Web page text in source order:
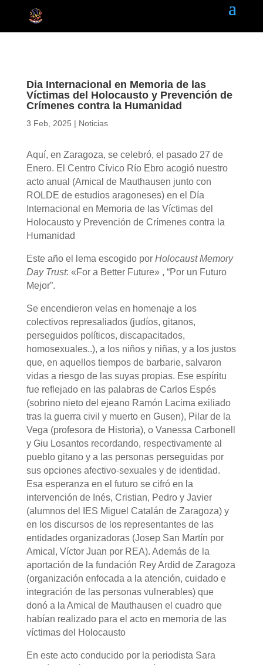
Dia Internacional en Memoria de las
Víctimas del Holocausto y Prevención de
Crímenes contra la Humanidad
3 Feb, 2025 | Noticias
Aquí, en Zaragoza, se celebró, el pasado 27 de
Enero. El Centro Cívico Río Ebro acogió nuestro
acto anual (Amical de Mauthausen junto con
ROLDE de estudios aragoneses) en el Día
Internacional en Memoria de las Víctimas del
Holocausto y Prevención de Crímenes contra la
Humanidad
Este año el lema escogido por Holocaust Memory
Day Trust: «For a Better Future» , “Por un Futuro
Mejor”.
Se encendieron velas en homenaje a los
colectivos represaliados (judíos, gitanos,
perseguidos políticos, discapacitados,
homosexuales..), a los niños y niñas, y a los justos
que, en aquellos tiempos de barbarie, salvaron
vidas a riesgo de las suyas propias. Ese espíritu
fue reflejado en las palabras de Carlos Espés
(sobrino nieto del ejeano Ramón Lacima exiliado
tras la guerra civil y muerto en Gusen), Pilar de la
Vega (profesora de Historia), o Vanessa Carbonell
y Giu Losantos recordando, respectivamente al
pueblo gitano y a las personas perseguidas por
sus opciones afectivo-sexuales y de identidad.
Esa esperanza en el futuro se cifró en la
intervención de Inés, Cristian, Pedro y Javier
(alumnos del IES Miguel Catalán de Zaragoza) y
en los discursos de los representantes de las
entidades organizadoras (Josep San Martín por
Amical, Víctor Juan por REA). Además de la
aportación de la fundación Rey Ardid de Zaragoza
(organización enfocada a la atención, cuidado e
integración de las personas vulnerables) que
donó a la Amical de Mauthausen el cuadro que
habían realizado para el acto en memoria de las
víctimas del Holocausto
En este acto conducido por la periodista Sara